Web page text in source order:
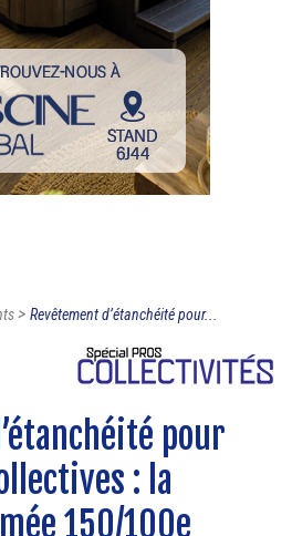
> Revêtement d’étanchéité pour...
pour
: la
150/100e